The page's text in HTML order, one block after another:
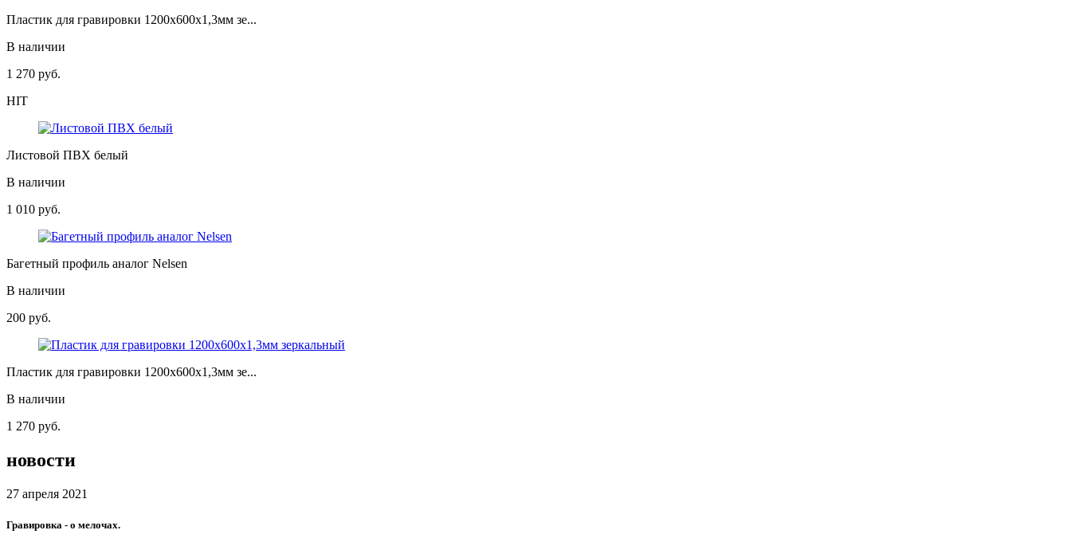
Пластик для гравировки 1200х600х1,3мм зе...
В наличии
1 270 руб.
HIT
Листовой ПВХ белый
В наличии
1 010 руб.
Багетный профиль аналог Nelsen
В наличии
200 руб.
Пластик для гравировки 1200х600х1,3мм зе...
В наличии
1 270 руб.
новости
27 апреля 2021
Гравировка - о мелочах.